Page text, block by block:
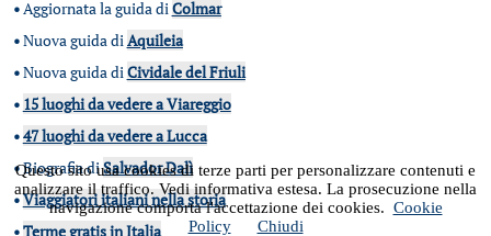
•Aggiornata la guida diColmar
•Nuova guida diAquileia
•Nuova guida diCividale del Friuli
• 15 luoghi da vedere a Viareggio
•47 luoghi da vedere a Lucca
•Biografia diSalvador Dalì
•Viaggiatori italiani nella storia
•Terme gratis in Italia
Questo sito usa cookies di terze parti per personalizzare contenuti e
analizzare il traffico. Vedi informativa estesa. La prosecuzione nella
navigazione comporta l'accettazione dei cookies. Cookie
Policy
Chiudi